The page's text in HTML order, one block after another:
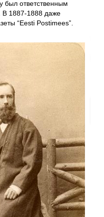
был ответственным
В 1887-1888 даже
“Eesti Postimees”.